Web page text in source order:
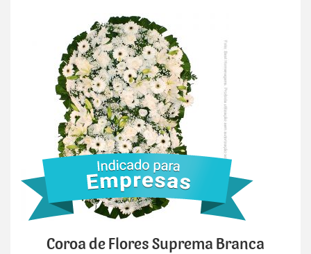
Coroa de Flores Suprema Branca